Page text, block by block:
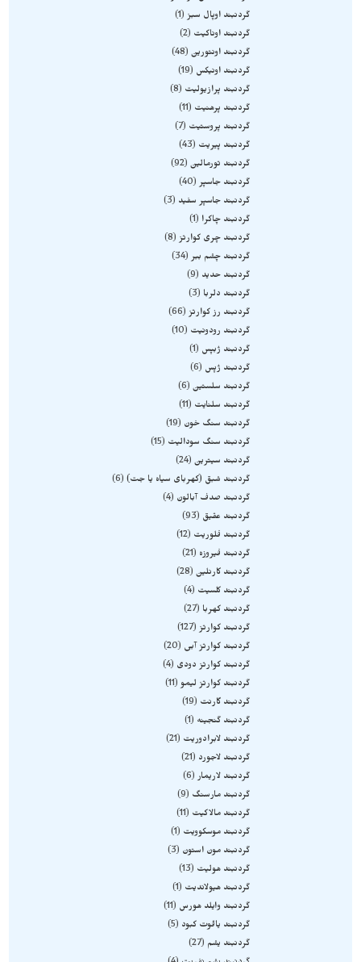
گردنبند اوپال سبز 1
گردنبند اوناکیت
2
گردنبند اونتورین 48
گردنبند اونیکس
19
گردنبند پرازیولیت
8
گردنبند پرهنیت
11
گردنبند پروستیت
7
گردنبند پیریت
43
گردنبند تورمالین 92
گردنبند جاسپر 40
گردنبند جاسپر سفید
3
گردنبند چاکرا
1
گردنبند چری کوارتز 8
گردنبند چشم ببر 34
گردنبند حدید
9
گردنبند دلربا
3
گردنبند رز کوارتز 66
گردنبند رودونیت
10
گردنبند ژبپس
1
گردنبند ژپس
6
گردنبند سلستین 6
گردنبند سلنایت
11
گردنبند سنگ خون
19
گردنبند سنگ سودالیت
15
گردنبند سیترین 24
گردنبند شبق (کهربای سیاه یا جت) 6
گردنبند صدف آبالون
4
گردنبند عقیق
93
گردنبند فلوریت
12
گردنبند فیروزه
21
گردنبند کارنلین 28
گردنبند کلسیت
4
گردنبند کهربا
27
گردنبند کوارتز 127
گردنبند کوارتز آبی
20
گردنبند کوارتز دودی
4
گردنبند کوارتز لیمو 11
گردنبند گارنت
19
گردنبند گنجینه
1
گردنبند لابرادوریت
21
گردنبند لاجورد
21
گردنبند لاریمار 6
گردنبند مارسنگ
9
گردنبند مالاکیت
11
گردنبند موسکوویت
1
گردنبند مون استون
3
گردنبند هولیت
13
گردنبند هیولاندیت
1
گردنبند وایلد هورس
11
گردنبند یاقوت کبود
5
گردنبند یشم
27